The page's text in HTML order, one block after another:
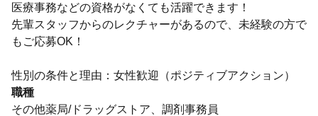
医療事務などの資格がなくても活躍できます！
先輩スタッフからのレクチャーがあるので、未経験の方で
もご応募OK！
性別の条件と理由：女性歓迎（ポジティブアクション）
職種
その他薬局/ドラッグストア、調剤事務員